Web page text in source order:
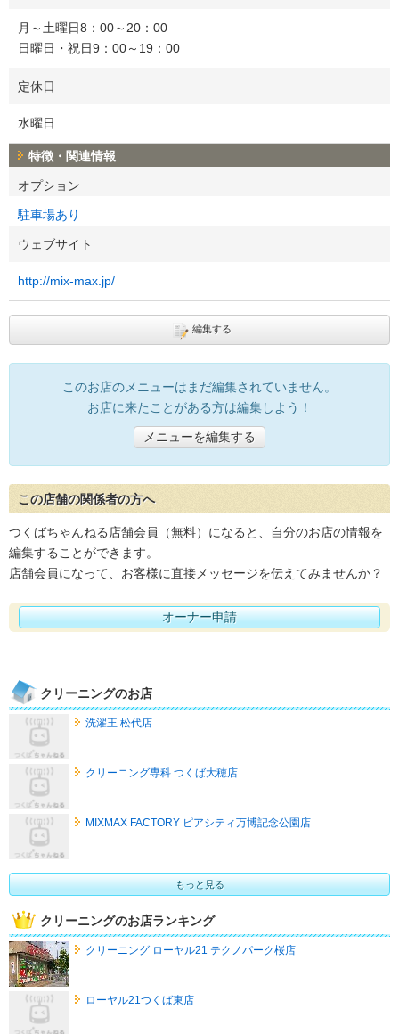
月～土曜日8：00～20：00
日曜日・祝日9：00～19：00
定休日
水曜日
特徴・関連情報
オプション
駐車場あり
ウェブサイト
http://mix-max.jp/
編集する
このお店のメニューはまだ編集されていません。
お店に来たことがある方は編集しよう！
メニューを編集する
この店舗の関係者の方へ
つくばちゃんねる店舗会員（無料）になると、自分のお店の情報を
編集することができます。
店舗会員になって、お客様に直接メッセージを伝えてみませんか？
オーナー申請
クリーニングのお店
洗濯王 松代店
クリーニング専科 つくば大穂店
MIXMAX FACTORY ピアシティ万博記念公園店
もっと見る
クリーニングのお店ランキング
クリーニング ローヤル21 テクノパーク桜店
ローヤル21つくば東店